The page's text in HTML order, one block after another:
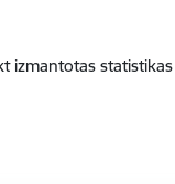
izmantotas